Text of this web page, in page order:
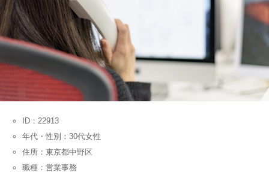
ID：22913
年代・性別：30代女性
住所：東京都中野区
職種：営業事務